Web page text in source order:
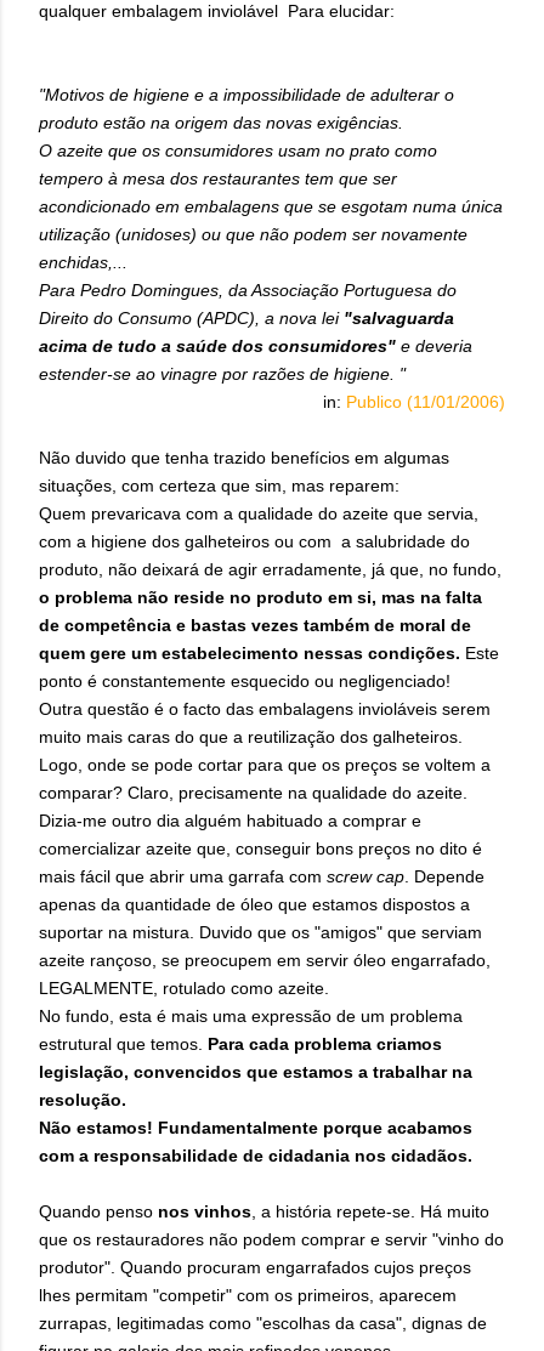
qualquer embalagem inviolável Para elucidar:
"Motivos de higiene e a impossibilidade de adulterar o
produto estão na origem das novas exigências.
O azeite que os consumidores usam no prato como
tempero à mesa dos restaurantes tem que ser
acondicionado em embalagens que se esgotam numa única
utilização (unidoses) ou que não podem ser novamente
enchidas,...
Para Pedro Domingues, da Associação Portuguesa do
Direito do Consumo (APDC), a nova lei "salvaguarda
acima de tudo a saúde dos consumidores" e deveria
estender-se ao vinagre por razões de higiene. "
in: Publico (11/01/2006)
Não duvido que tenha trazido benefícios em algumas
situações, com certeza que sim, mas reparem:
Quem prevaricava com a qualidade do azeite que servia,
com a higiene dos galheteiros ou com a salubridade do
produto, não deixará de agir erradamente, já que, no fundo,
o problema não reside no produto em si, mas na falta
de competência e bastas vezes também de moral de
quem gere um estabelecimento nessas condições. Este
ponto é constantemente esquecido ou negligenciado!
Outra questão é o facto das embalagens invioláveis serem
muito mais caras do que a reutilização dos galheteiros.
Logo, onde se pode cortar para que os preços se voltem a
comparar? Claro, precisamente na qualidade do azeite.
Dizia-me outro dia alguém habituado a comprar e
comercializar azeite que, conseguir bons preços no dito é
mais fácil que abrir uma garrafa com screw cap . Depende
apenas da quantidade de óleo que estamos dispostos a
suportar na mistura. Duvido que os "amigos" que serviam
azeite rançoso, se preocupem em servir óleo engarrafado,
LEGALMENTE, rotulado como azeite.
No fundo, esta é mais uma expressão de um problema
estrutural que temos. Para cada problema criamos
legislação, convencidos que estamos a trabalhar na
resolução.
Não estamos! Fundamentalmente porque acabamos
com a responsabilidade de cidadania nos cidadãos.
Quando penso nos vinhos , a história repete-se. Há muito
que os restauradores não podem comprar e servir "vinho do
produtor". Quando procuram engarrafados cujos preços
lhes permitam "competir" com os primeiros, aparecem
zurrapas, legitimadas como "escolhas da casa", dignas de